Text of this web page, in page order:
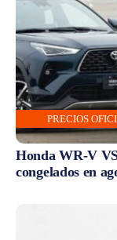
PRECIOS
Honda WR-V
congelados en